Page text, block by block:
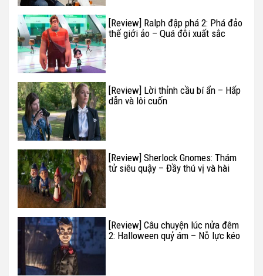
[Review] Ralph đập phá 2: Phá đảo
thế giới ảo – Quá đỗi xuất sắc
[Review] Lời thỉnh cầu bí ẩn – Hấp
dẫn và lôi cuốn
[Review] Sherlock Gnomes: Thám
tử siêu quậy – Đầy thú vị và hài
[Review] Câu chuyện lúc nửa đêm
2: Halloween quỷ ám – Nỗ lực kéo